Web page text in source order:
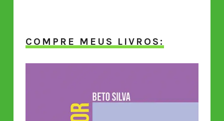
COMPRE MEUS LIVROS: